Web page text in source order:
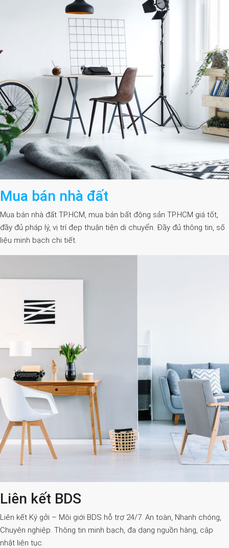
Mua bán nhà đất
Mua bán nhà đất TP.HCM, mua bán bất động sản TP.HCM giá tốt,
đầy đủ pháp lý, vị trí đẹp thuận tiện di chuyển. Đầy đủ thông tin, số
liệu minh bạch chi tiết.
Liên kết BDS
Liên kết Ký gởi – Môi giới BDS hỗ trợ 24/7. An toàn, Nhanh chóng,
Chuyên nghiệp. Thông tin minh bạch, đa dạng nguồn hàng, cập
nhật liên tục.